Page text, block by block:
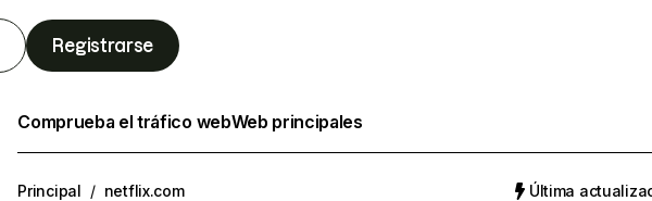
Registrarse
Comprueba el tráfico webWeb principales
Principal / netflix.com Última